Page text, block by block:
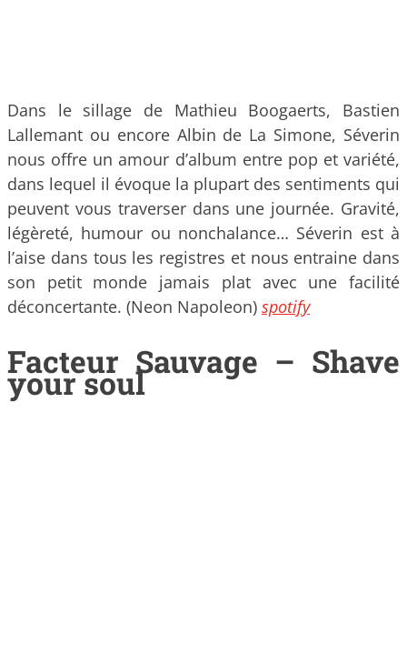
Dans le sillage de Mathieu Boogaerts, Bastien
Lallemant ou encore Albin de La Simone, Séverin
nous offre un amour d’album entre pop et variété,
dans lequel il évoque la plupart des sentiments qui
peuvent vous traverser dans une journée. Gravité,
légèreté, humour ou nonchalance… Séverin est à
l’aise dans tous les registres et nous entraine dans
son petit monde jamais plat avec une facilité
déconcertante. (Neon Napoleon) spotify
Facteur Sauvage – Shave
your soul